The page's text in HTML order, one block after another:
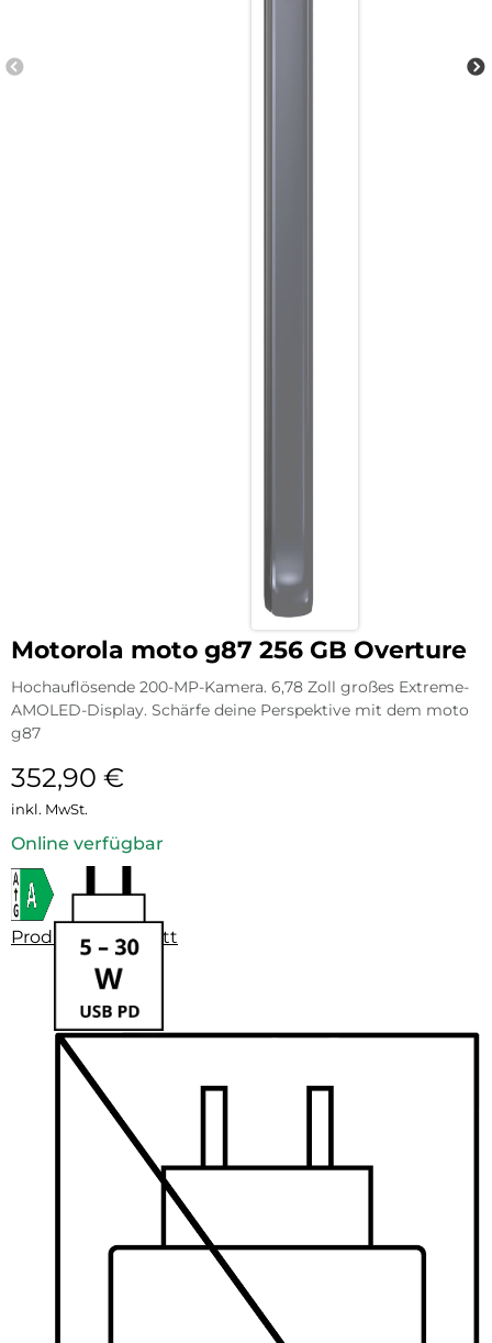
Motorola moto g87 256 GB Overture
Hochauflösende 200-MP-Kamera. 6,78 Zoll großes Extreme-
AMOLED-Display. Schärfe deine Perspektive mit dem moto
g87
352,90 €
inkl. MwSt.
Online verfügbar
Produktdatenblatt